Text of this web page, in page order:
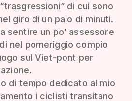
di cui sono
giro di un paio di minuti.
sentire un po’ assessore
nel pomeriggio compio
sul Viet-pont per
di tempo dedicato al mio
i ciclisti transitano